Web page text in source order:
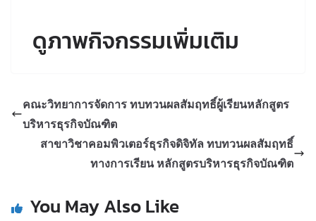
ดูภาพกิจกรรมเพิ่มเติม
คณะวิทยาการจัดการ ทบทวนผลสัมฤทธิ์ผู้เรียนหลักสูตร
บริหารธุรกิจบัณฑิต
สาขาวิชาคอมพิวเตอร์ธุรกิจดิจิทัล ทบทวนผลสัมฤทธิ์
ทางการเรียน หลักสูตรบริหารธุรกิจบัณฑิต
You May Also Like